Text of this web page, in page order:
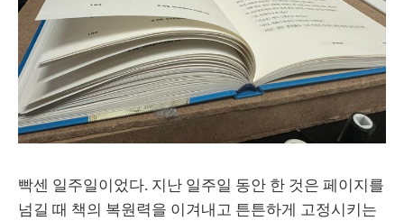
빡센 일주일이었다. 지난 일주일 동안 한 것은 페이지를
넘길 때 책의 복원력을 이겨내고 튼튼하게 고정시키는